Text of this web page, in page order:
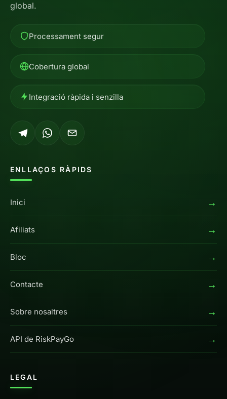
global.
Processament segur
Cobertura global
Integració ràpida i senzilla
ENLLAÇOS RÀPIDS
Inici →
Afiliats →
Bloc →
Contacte →
Sobre nosaltres →
API de RiskPayGo →
LEGAL